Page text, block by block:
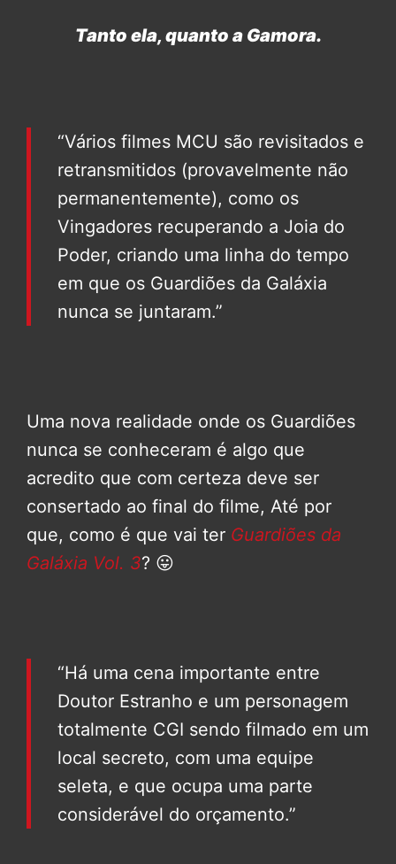
Tanto ela, quanto a Gamora.
“Vários filmes MCU são revisitados e
retransmitidos (provavelmente não
permanentemente), como os
Vingadores recuperando a Joia do
Poder, criando uma linha do tempo
em que os Guardiões da Galáxia
nunca se juntaram.”
Uma nova realidade onde os Guardiões
nunca se conheceram é algo que
acredito que com certeza deve ser
consertado ao final do filme, Até por
que, como é que vai ter Guardiões da
Galáxia Vol. 3? 😛
“Há uma cena importante entre
Doutor Estranho e um personagem
totalmente CGI sendo filmado em um
local secreto, com uma equipe
seleta, e que ocupa uma parte
considerável do orçamento.”